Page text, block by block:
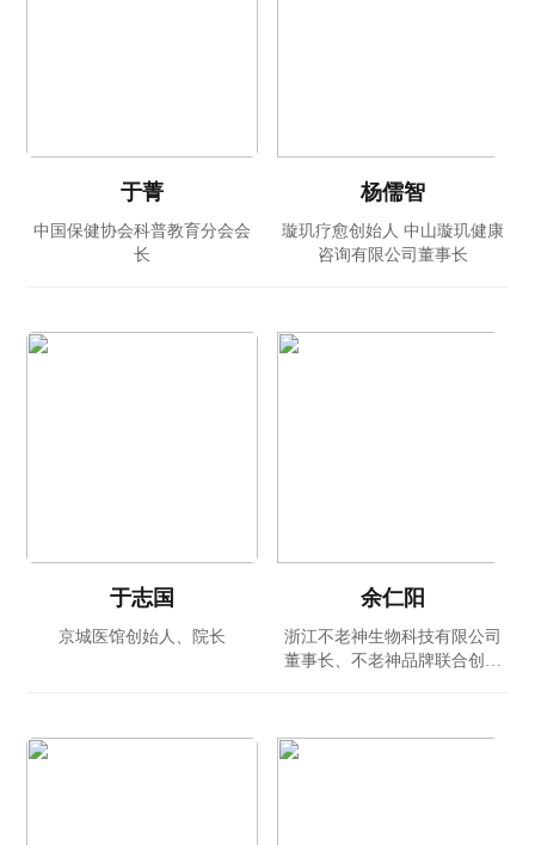
于菁
中国保健协会科普教育分会会
长
杨儒智
璇玑疗愈创始人 中山璇玑健康
咨询有限公司董事长
于志国
京城医馆创始人、院长
余仁阳
浙江不老神生物科技有限公司
董事长、不老神品牌联合创始